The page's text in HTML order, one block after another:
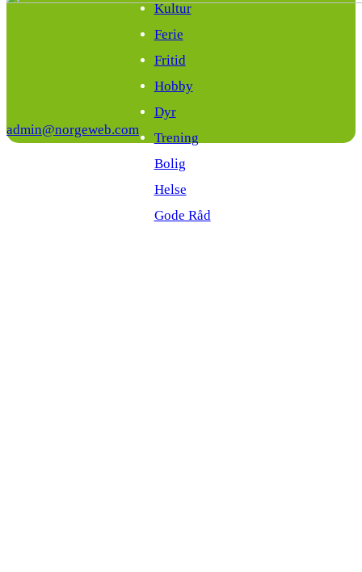
Kultur
Ferie
Fritid
Hobby
Dyr
Trening
Bolig
Helse
Gode Råd
admin@norgeweb.com